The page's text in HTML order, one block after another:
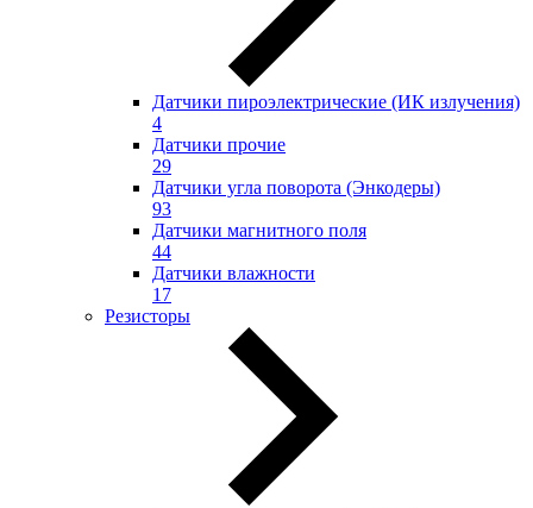
Датчики пироэлектрические (ИК излучения)
4
Датчики прочие
29
Датчики угла поворота (Энкодеры)
93
Датчики магнитного поля
44
Датчики влажности
17
Резисторы